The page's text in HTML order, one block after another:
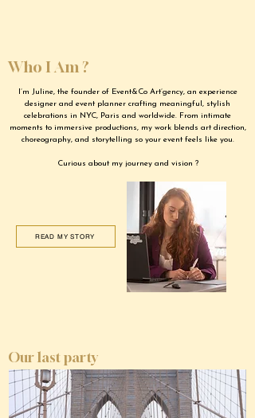
Who I Am ?
I’m Juline, the founder of Event&Co Art’gency, an experience
designer and event planner crafting meaningful, stylish
celebrations in NYC, Paris and worldwide. From intimate
moments to immersive productions, my work blends art direction,
choreography, and storytelling so your event feels like you.
Curious about my journey and vision ?
READ MY STORY
Our last party